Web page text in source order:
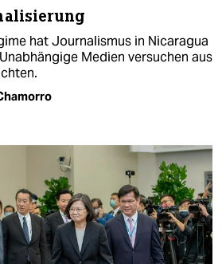
hat Journalismus in Nicaragua
Medien versuchen aus